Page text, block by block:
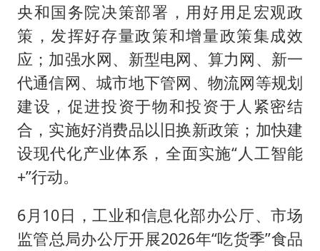
关之琳否认与27岁模特的恋情
多地要求领导干部带头休假
奋进开新局 实干挑大梁
央和国务院决策部署，用好用足宏观政
策，发挥好存量政策和增量政策集成效
应；加强水网、新型电网、算力网、新一
代通信网、城市地下管网、物流网等规划
建设，促进投资于物和投资于人紧密结
合，实施好消费品以旧换新政策；加快建
设现代化产业体系，全面实施“人工智能
+”行动。
6月10日，工业和信息化部办公厅、市场
监管总局办公厅开展2026年“吃货季”食品